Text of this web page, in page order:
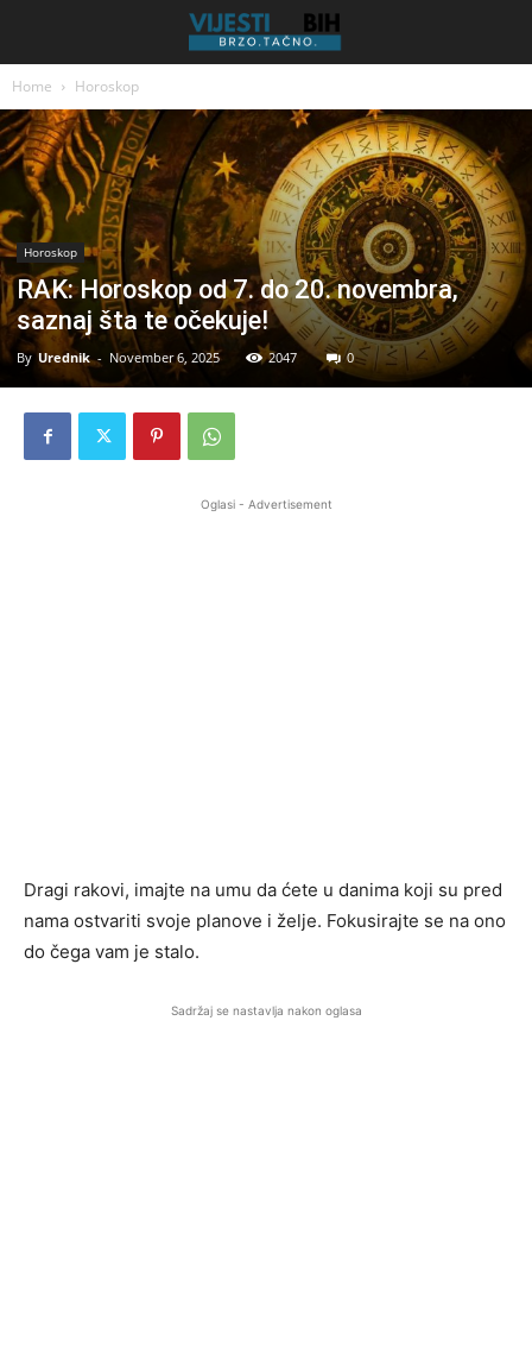
Home Horoskop
Horoskop
RAK: Horoskop od 7. do 20. novembra,
saznaj šta te očekuje!
By Urednik - November 6, 2025 2047 0
Oglasi - Advertisement
Dragi rakovi, imajte na umu da ćete u danima koji su pred
nama ostvariti svoje planove i želje. Fokusirajte se na ono
do čega vam je stalo.
Sadržaj se nastavlja nakon oglasa